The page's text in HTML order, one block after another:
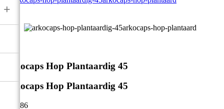
+

Arkocaps Hop Plantaardig 45
Arkocaps Hop Plantaardig 45
€ 13,86